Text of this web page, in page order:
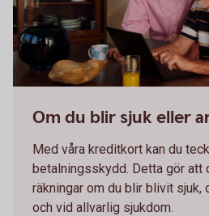
Om du blir sjuk eller
Med våra kreditkort kan du
betalningsskydd. Detta gör att
räkningar om du blir blivit
och vid allvarlig sjukdom.